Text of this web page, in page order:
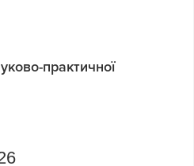
практичної